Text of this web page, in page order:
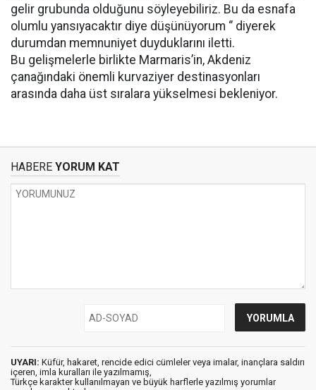
gelir grubunda olduğunu söyleyebiliriz. Bu da esnafa
olumlu yansıyacaktır diye düşünüyorum ‘’ diyerek
durumdan memnuniyet duyduklarını iletti.
Bu gelişmelerle birlikte Marmaris’in, Akdeniz
çanağındaki önemli kurvaziyer destinasyonları
arasında daha üst sıralara yükselmesi bekleniyor.
HABERE YORUM KAT
UYARI: Küfür, hakaret, rencide edici cümleler veya imalar, inançlara saldırı
içeren, imla kuralları ile yazılmamış,
Türkçe karakter kullanılmayan ve büyük harflerle yazılmış yorumlar